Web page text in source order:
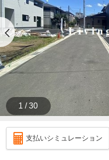
1 / 30
支払いシミュレーション